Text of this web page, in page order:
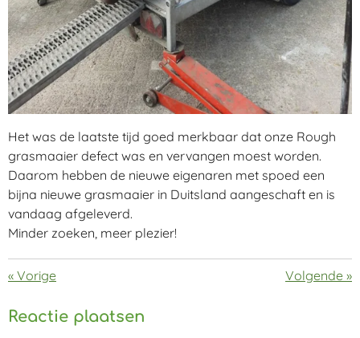
Het was de laatste tijd goed merkbaar dat onze Rough
grasmaaier defect was en vervangen moest worden.
Daarom hebben de nieuwe eigenaren met spoed een
bijna nieuwe grasmaaier in Duitsland aangeschaft en is
vandaag afgeleverd.
Minder zoeken, meer plezier!
« Vorige Volgende »
Reactie plaatsen